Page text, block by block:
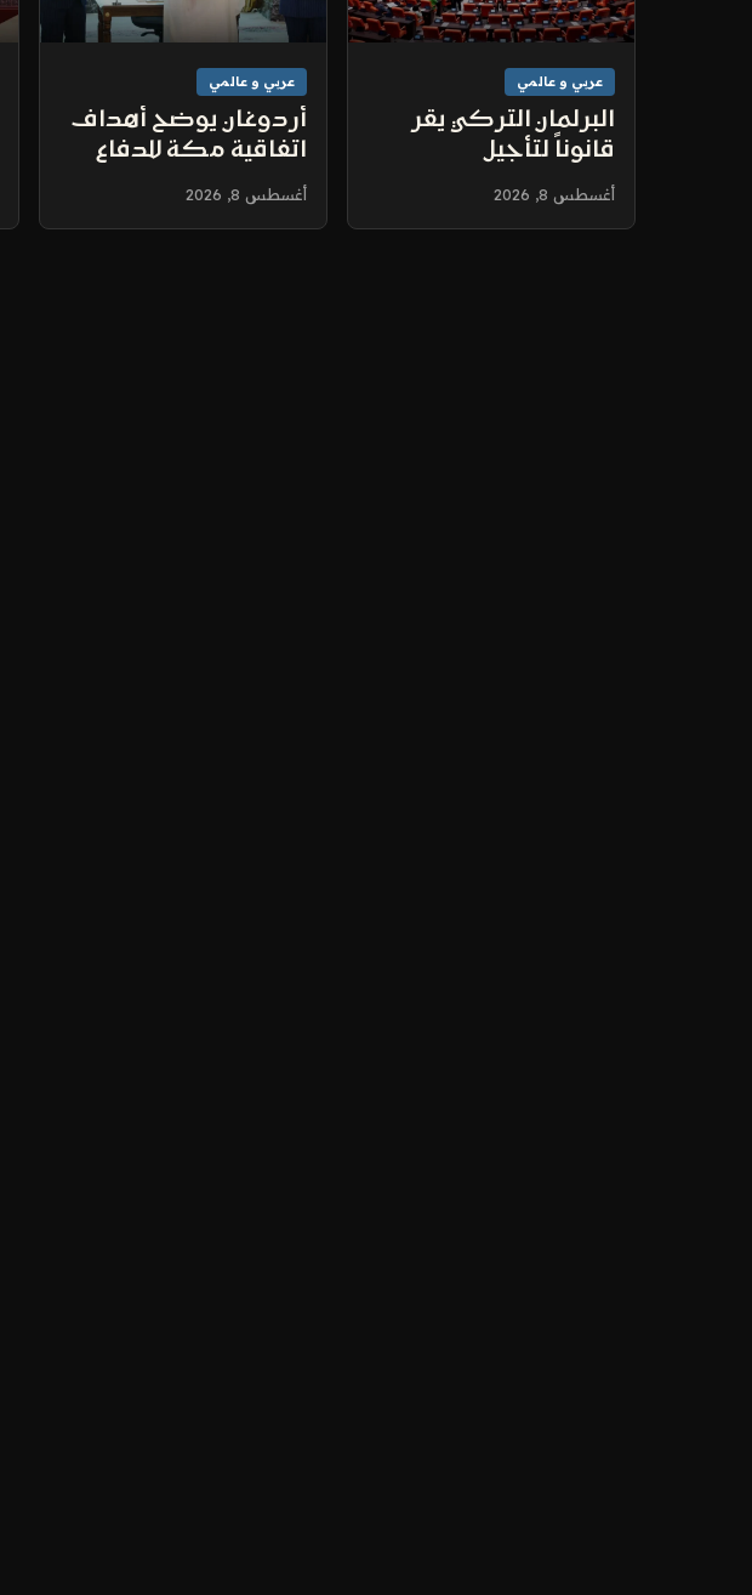
عربي و عالمي
البرلمان التركي يقر
قانوناً لتأجيل
محاكمات جرائم
إرهابية مقابل تسليم
أغسطس 8, 2026
عربي و عالمي
أردوغان يوضح أهداف
اتفاقية مكة للدفاع
المشترك ويؤكد
انفتاحها على الدول
أغسطس 8, 2026